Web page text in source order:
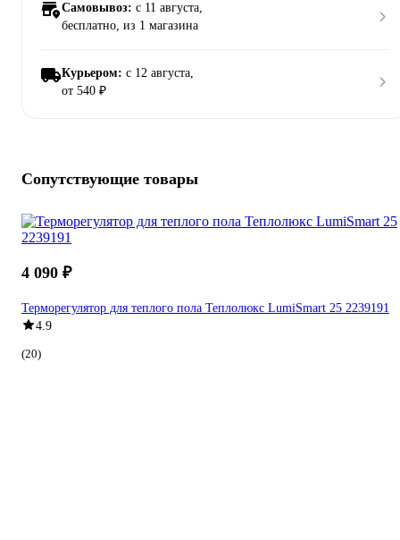
Самовывоз: c 11 августа,
бесплатно, из 1 магазина
Курьером: c 12 августа,
от 540 ₽
Сопутствующие товары
4 090 ₽
Терморегулятор для теплого пола Теплолюкс LumiSmart 25 2239191
4.9
(20)